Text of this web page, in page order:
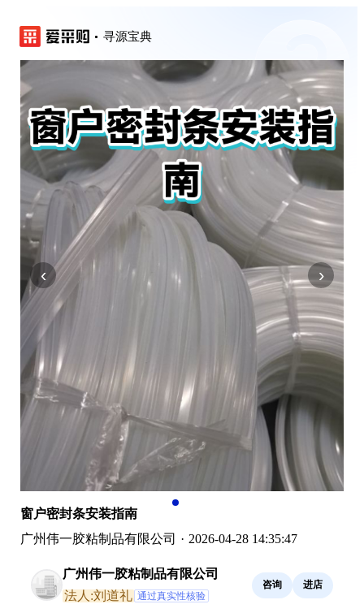
寻源宝典
‹ ›
窗户密封条安装指南
广州伟一胶粘制品有限公司 · 2026-04-28 14:35:47
广州伟一胶粘制品有限公司
法人:刘道礼 通过真实性核验
咨询 进店